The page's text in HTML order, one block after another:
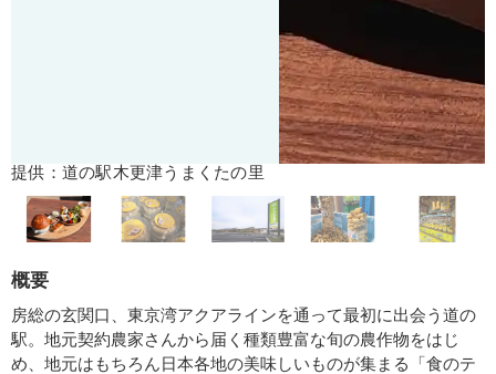
提供：道の駅木更津うまくたの里
概要
房総の玄関口、東京湾アクアラインを通って最初に出会う道の
駅。地元契約農家さんから届く種類豊富な旬の農作物をはじ
め、地元はもちろん日本各地の美味しいものが集まる「食のテ